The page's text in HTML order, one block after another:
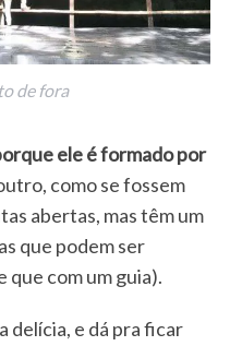
de fora
ele é formado por
como se fossem
abertas, mas têm um
que podem ser
que com um guia).
delícia, e dá pra ficar